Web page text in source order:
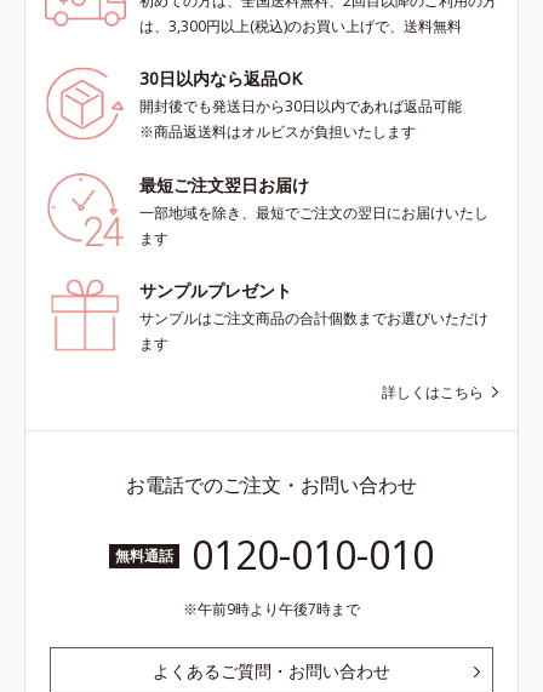
は、3,300円以上(税込)のお買い上げで、送料無料
30日以内なら返品OK
開封後でも発送日から30日以内であれば返品可能
※商品返送料はオルビスが負担いたします
最短ご注文翌日お届け
一部地域を除き、最短でご注文の翌日にお届けいたし
ます
サンプルプレゼント
サンプルはご注文商品の合計個数までお選びいただけ
ます
詳しくはこちら
お電話でのご注文・お問い合わせ
無料通話 0120-010-010
午前9時より午後7時まで
よくあるご質問・お問い合わせ